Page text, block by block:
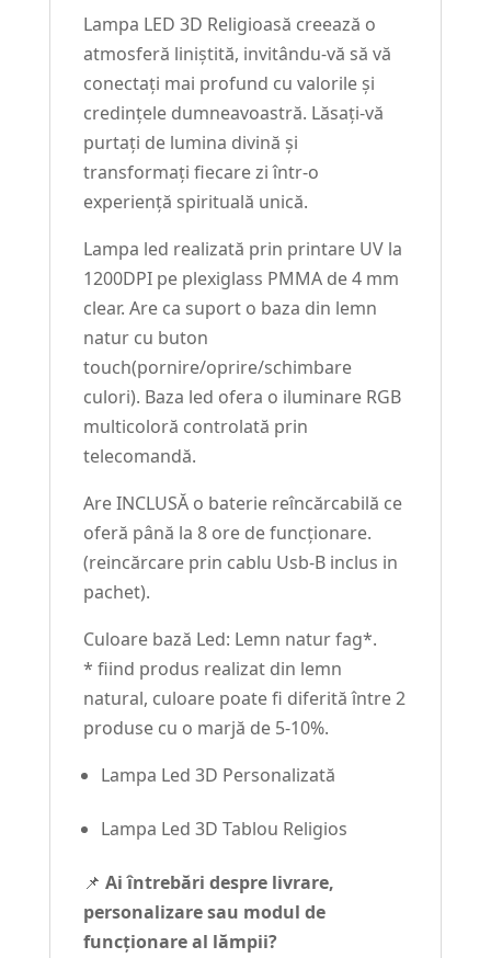
Lampa LED 3D Religioasă creează o
atmosferă liniștită, invitându-vă să vă
conectați mai profund cu valorile și
credințele dumneavoastră. Lăsați-vă
purtați de lumina divină și
transformați fiecare zi într-o
experiență spirituală unică.
Lampa led realizată prin printare UV la
1200DPI pe plexiglass PMMA de 4 mm
clear. Are ca suport o baza din lemn
natur cu buton
touch(pornire/oprire/schimbare
culori). Baza led ofera o iluminare RGB
multicoloră controlată prin
telecomandă.
Are INCLUSĂ o baterie reîncărcabilă ce
oferă până la 8 ore de funcționare.
(reincărcare prin cablu Usb-B inclus in
pachet).
Culoare bază Led: Lemn natur fag*.
* fiind produs realizat din lemn
natural, culoare poate fi diferită între 2
produse cu o marjă de 5-10%.
Lampa Led 3D Personalizată
Lampa Led 3D Tablou Religios
📌 Ai întrebări despre livrare,
personalizare sau modul de
funcționare al lămpii?